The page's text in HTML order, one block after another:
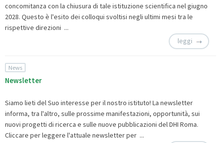
concomitanza con la chiusura di tale istituzione scientifica nel giugno
2028. Questo è l'esito dei colloqui svoltisi negli ultimi mesi tra le
rispettive direzioni ...
leggi
News
Newsletter
Siamo lieti del Suo interesse per il nostro istituto! La newsletter
informa, tra l'altro, sulle prossime manifestazioni, opportunità, sui
nuovi progetti di ricerca e sulle nuove pubblicazioni del DHI Roma.
Cliccare per leggere l'attuale newsletter per ...